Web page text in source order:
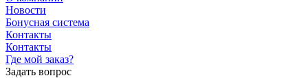
Новости
Бонусная система
Контакты
Контакты
Где мой заказ?
Задать вопрос